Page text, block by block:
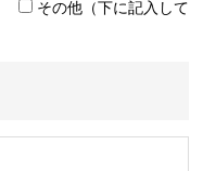
その他（下に記入して